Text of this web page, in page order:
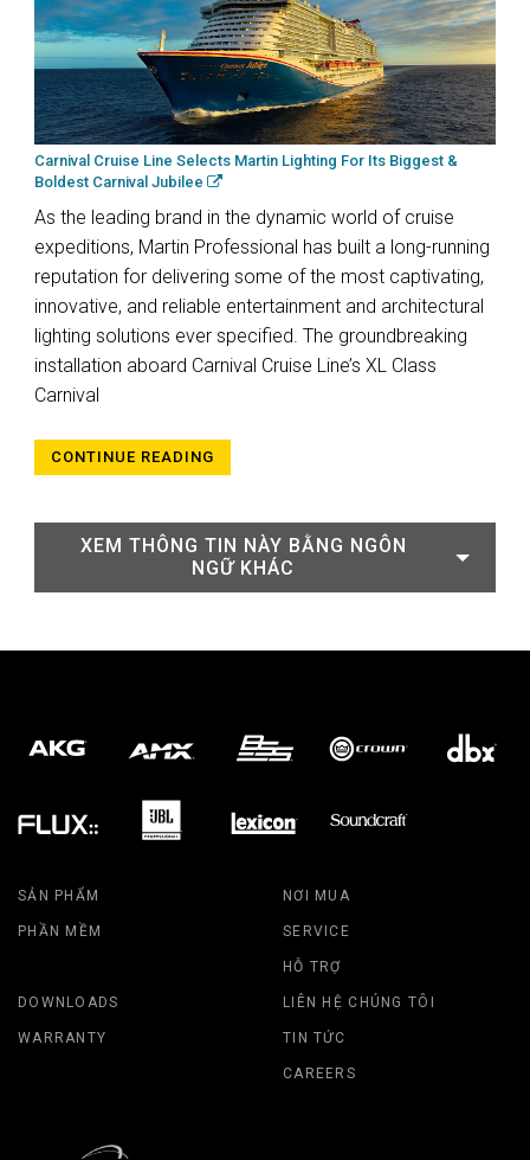
Carnival Cruise Line Selects Martin Lighting For Its Biggest &
Boldest Carnival Jubilee
As the leading brand in the dynamic world of cruise
expeditions, Martin Professional has built a long-running
reputation for delivering some of the most captivating,
innovative, and reliable entertainment and architectural
lighting solutions ever specified. The groundbreaking
installation aboard Carnival Cruise Line’s XL Class
Carnival
CONTINUE READING
XEM THÔNG TIN NÀY BẰNG NGÔN
NGỮ KHÁC
SẢN PHẨM
PHẦN MỀM
NƠI MUA
SERVICE
HỖ TRỢ
DOWNLOADS
WARRANTY
LIÊN HỆ CHÚNG TÔI
TIN TỨC
CAREERS